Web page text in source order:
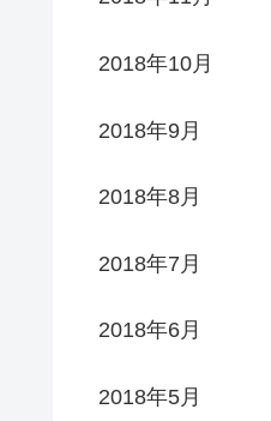
2018年10月
2018年9月
2018年8月
2018年7月
2018年6月
2018年5月